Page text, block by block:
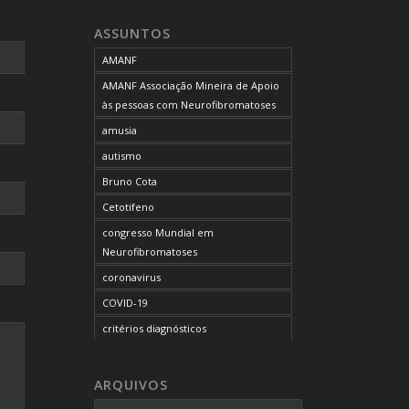
neurofibromatose do tipo 2
neurofibromatoses
OCUPAÇÃO DO BLOG
onde tratar
problemas comportamentais
reunião mensal da AMANF
selumetinibe
Sem categoria
SUS
TDAH
tratamento
periférico
ASSUNTOS
AMANF
AMANF Associação Mineira de Apoio
às pessoas com Neurofibromatoses
amusia
autismo
Bruno Cota
Cetotifeno
congresso Mundial em
Neurofibromatoses
coronavirus
COVID-19
critérios diagnósticos
curso de capacitação
ARQUIVOS